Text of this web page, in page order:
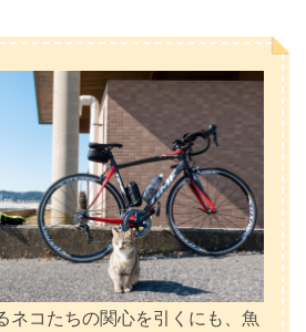
ネコたちの関心を引くにも、魚